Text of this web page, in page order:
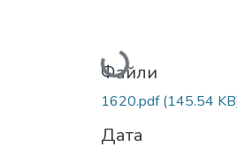
Вантажиться...
Файли
1620.pdf(145.54
Дата